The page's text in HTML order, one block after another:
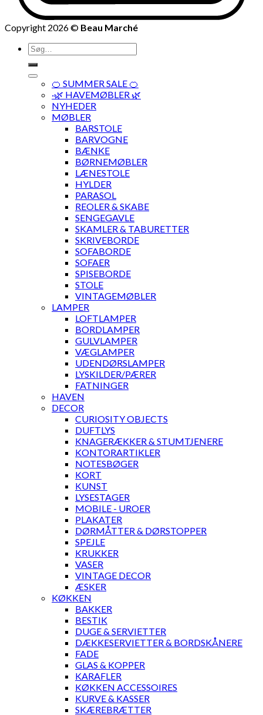
Copyright 2026 © Beau Marché
Søg
efter:
🍊 SUMMER SALE 🍊
·🌿 HAVEMØBLER 🌿
NYHEDER
MØBLER
BARSTOLE
BARVOGNE
BÆNKE
BØRNEMØBLER
LÆNESTOLE
HYLDER
PARASOL
REOLER & SKABE
SENGEGAVLE
SKAMLER & TABURETTER
SKRIVEBORDE
SOFABORDE
SOFAER
SPISEBORDE
STOLE
VINTAGEMØBLER
LAMPER
LOFTLAMPER
BORDLAMPER
GULVLAMPER
VÆGLAMPER
UDENDØRSLAMPER
LYSKILDER/PÆRER
FATNINGER
HAVEN
DECOR
CURIOSITY OBJECTS
DUFTLYS
KNAGERÆKKER & STUMTJENERE
KONTORARTIKLER
NOTESBØGER
KORT
KUNST
LYSESTAGER
MOBILE - UROER
PLAKATER
DØRMÅTTER & DØRSTOPPER
SPEJLE
KRUKKER
VASER
VINTAGE DECOR
ÆSKER
KØKKEN
BAKKER
BESTIK
DUGE & SERVIETTER
DÆKKESERVIETTER & BORDSKÅNERE
FADE
GLAS & KOPPER
KARAFLER
KØKKEN ACCESSOIRES
KURVE & KASSER
SKÆREBRÆTTER